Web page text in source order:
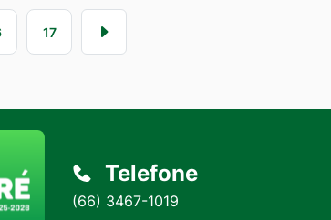
17
Telefone
(66) 3467-1019